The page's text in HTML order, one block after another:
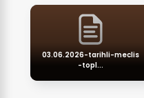
03.06.2026-tarihli-meclis
-topl...